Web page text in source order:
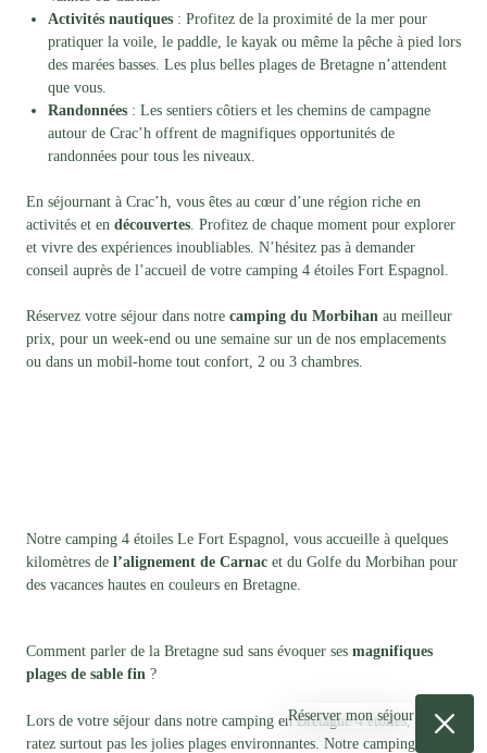
Réserver mon séjour
Activités nautiques : Profitez de la proximité de la mer pour
pratiquer la voile, le paddle, le kayak ou même la pêche à pied lors
des marées basses. Les plus belles plages de Bretagne n’attendent
que vous.
Randonnées : Les sentiers côtiers et les chemins de campagne
autour de Crac’h offrent de magnifiques opportunités de
randonnées pour tous les niveaux.
En séjournant à Crac’h, vous êtes au cœur d’une région riche en
activités et en découvertes . Profitez de chaque moment pour explorer
et vivre des expériences inoubliables. N’hésitez pas à demander
conseil auprès de l’accueil de votre camping 4 étoiles Fort Espagnol.
Réservez votre séjour dans notre camping du Morbihan au meilleur
prix, pour un week-end ou une semaine sur un de nos emplacements
ou dans un mobil-home tout confort, 2 ou 3 chambres.
Notre camping 4 étoiles Le Fort Espagnol, vous accueille à quelques
kilomètres de l’alignement de Carnac et du Golfe du Morbihan pour
des vacances hautes en couleurs en Bretagne.
Comment parler de la Bretagne sud sans évoquer ses magnifiques
plages de sable fin ?
Lors de votre séjour dans notre camping en Bretagne 4 étoiles, ne
ratez surtout pas les jolies plages environnantes. Notre camping en